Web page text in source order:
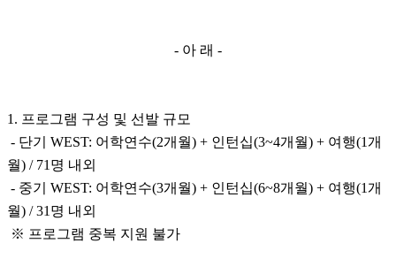
- 아 래 -
1. 프로그램 구성 및 선발 규모
- 단기 WEST: 어학연수(2개월) + 인턴십(3~4개월) + 여행(1개
월) / 71명 내외
- 중기 WEST: 어학연수(3개월) + 인턴십(6~8개월) + 여행(1개
월) / 31명 내외
※ 프로그램 중복 지원 불가